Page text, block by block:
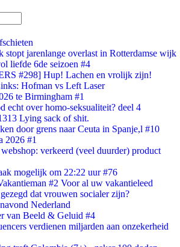
stopt jarenlange overlast in Rotterdamse wijk
liefde 6de seizoen #4
#298] Hup! Lachen en vrolijk zijn!
Hofman vs Left Laser
te Birmingham #1
echt over homo-seksualiteit? deel 4
Lying sack of shit.
door grens naar Ceuta in Spanje,l #10
2026 #1
verkeerd (veel duurder) product
mogelijk om 22:22 uur #76
#2 Voor al uw vakantieleed
dat vrouwen socialer zijn?
Nederland
van Beeld & Geluid #4
verdienen miljarden aan onzekerheid